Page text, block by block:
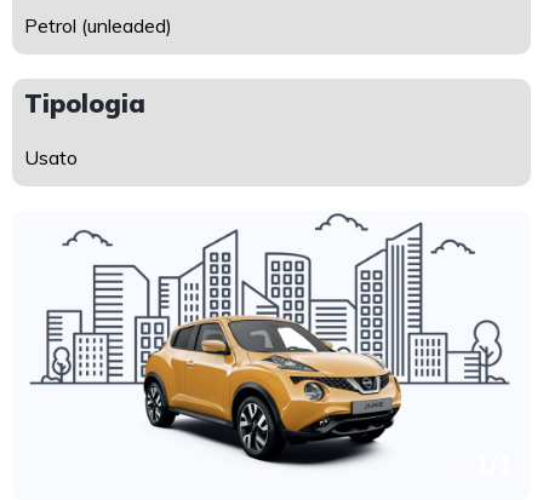
Petrol (unleaded)
Tipologia
Usato